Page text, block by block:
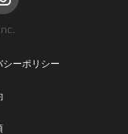
シーポリシー